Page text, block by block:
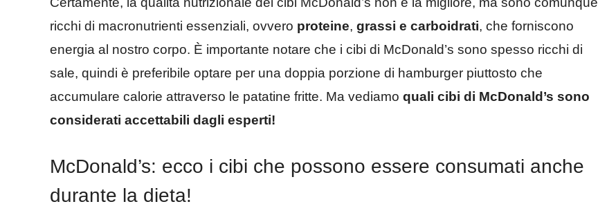
ricchi di macronutrienti essenziali, ovvero proteine, grassi e carboidrati, che forniscono
energia al nostro corpo. È importante notare che i cibi di McDonald’s sono spesso ricchi di
sale, quindi è preferibile optare per una doppia porzione di hamburger piuttosto che
accumulare calorie attraverso le patatine fritte. Ma vediamo quali cibi di McDonald’s sono
considerati accettabili dagli esperti!
McDonald’s: ecco i cibi che possono essere consumati anche
durante la dieta!